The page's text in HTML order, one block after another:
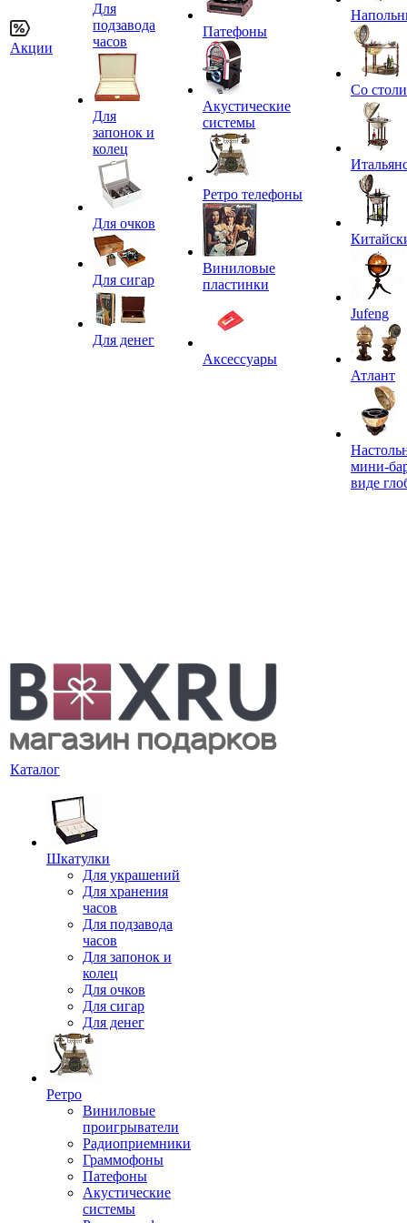
Акции
Для
подзавода
часов
Для
запонок и
колец
Для очков
Для сигар
Для денег
Патефоны
Акустические
системы
Ретро телефоны
Виниловые
пластинки
Аксессуары
Со
Jufeng
Атлант
мини-
виде
Каталог
Шкатулки
Для украшений
Для хранения
часов
Для подзавода
часов
Для запонок и
колец
Для очков
Для сигар
Для денег
Ретро
Виниловые
проигрыватели
Радиоприемники
Граммофоны
Патефоны
Акустические
системы